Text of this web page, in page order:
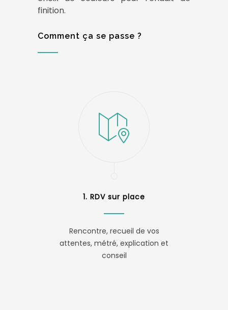
finition.
Comment ça se passe ?
1. RDV sur place
Rencontre, recueil de vos
attentes, métré, explication et
conseil